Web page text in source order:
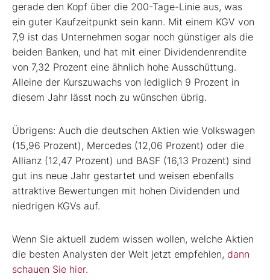
gerade den Kopf über die 200-Tage-Linie aus, was
ein guter Kaufzeitpunkt sein kann. Mit einem KGV von
7,9 ist das Unternehmen sogar noch günstiger als die
beiden Banken, und hat mit einer Dividendenrendite
von 7,32 Prozent eine ähnlich hohe Ausschüttung.
Alleine der Kurszuwachs von lediglich 9 Prozent in
diesem Jahr lässt noch zu wünschen übrig.
Übrigens: Auch die deutschen Aktien wie Volkswagen
(15,96 Prozent), Mercedes (12,06 Prozent) oder die
Allianz (12,47 Prozent) und BASF (16,13 Prozent) sind
gut ins neue Jahr gestartet und weisen ebenfalls
attraktive Bewertungen mit hohen Dividenden und
niedrigen KGVs auf.
Wenn Sie aktuell zudem wissen wollen, welche Aktien
die besten Analysten der Welt jetzt empfehlen, dann
schauen Sie hier.